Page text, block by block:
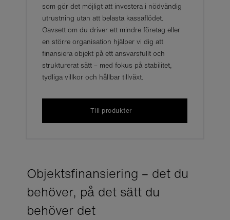
som gör det möjligt att investera i nödvändig
utrustning utan att belasta kassaflödet.
Oavsett om du driver ett mindre företag eller
en större organisation hjälper vi dig att
finansiera objekt på ett ansvarsfullt och
strukturerat sätt – med fokus på stabilitet,
tydliga villkor och hållbar tillväxt.
Till produkter
Objektsfinansiering – det du
behöver, på det sätt du
behöver det